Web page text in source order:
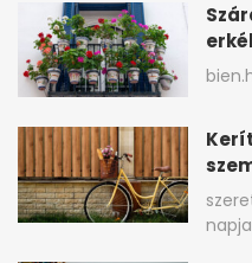
napja